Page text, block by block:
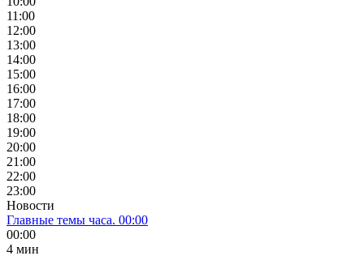
11:00
12:00
13:00
14:00
15:00
16:00
17:00
18:00
19:00
20:00
21:00
22:00
23:00
Новости
Главные темы часа. 00:00
00:00
4 мин